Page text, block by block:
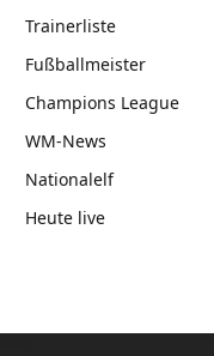
Trainerliste
Fußballmeister
Champions League
WM-News
Nationalelf
Heute live